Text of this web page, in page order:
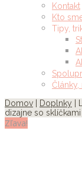
Kontakt
Kto
Tipy,
Články,
Domov
Doplnky |
dizajne so
Zľava!